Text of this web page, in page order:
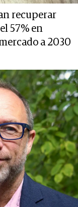
recuperar
57% en
a 2030